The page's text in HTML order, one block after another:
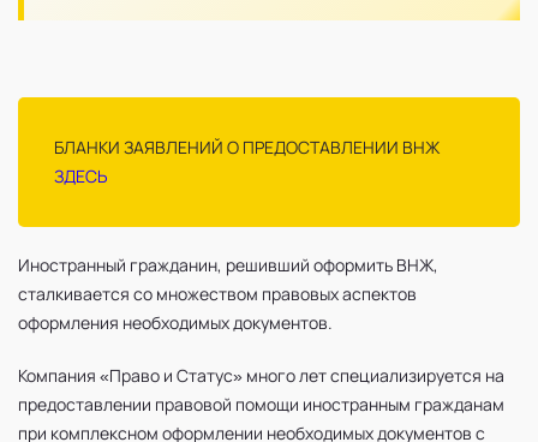
БЛАНКИ ЗАЯВЛЕНИЙ О ПРЕДОСТАВЛЕНИИ ВНЖ
ЗДЕСЬ
Иностранный гражданин, решивший оформить ВНЖ,
сталкивается со множеством правовых аспектов
оформления необходимых документов.
Компания «Право и Статус» много лет специализируется на
предоставлении правовой помощи иностранным гражданам
при комплексном оформлении необходимых документов с